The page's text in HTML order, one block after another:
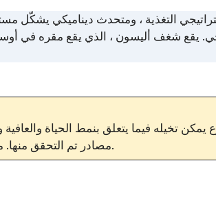
يقع شغف أليسون ، الذي يقع مقره في
تخيله فيما يتعلق بنمط الحياة
مصادر تم التحقق.